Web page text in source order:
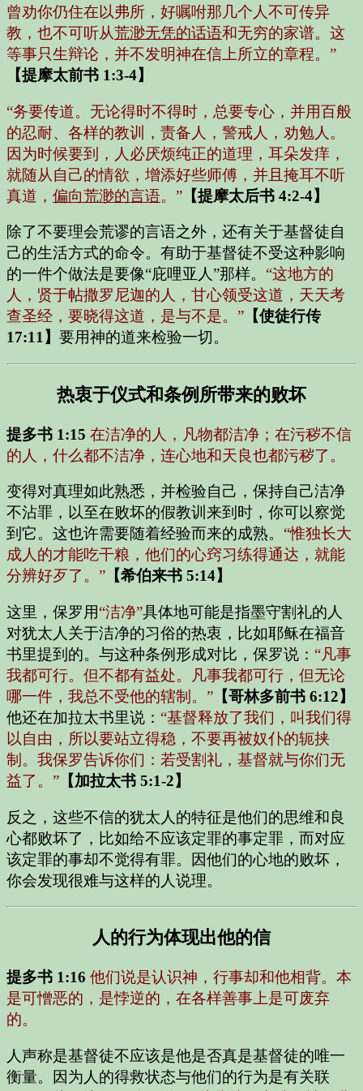
曾劝你仍住在以弗所，好嘱咐那几个人不可传异
教，也不可听从荒渺无凭的话语和无穷的家谱。这
等事只生辩论，并不发明神在信上所立的章程。”
【提摩太前书 1:3-4】
“务要传道。无论得时不得时，总要专心，并用百般
的忍耐、各样的教训，责备人，警戒人，劝勉人。
因为时候要到，人必厌烦纯正的道理，耳朵发痒，
就随从自己的情欲，增添好些师傅，并且掩耳不听
真道， 偏向荒渺的言语。” 【提摩太后书 4:2-4】
除了不要理会荒谬的言语之外，还有关于基督徒自
己的生活方式的命令。有助于基督徒不受这种影响
的一件个做法是要像“庇哩亚人”那样。 “这地方的
人，贤于帖撒罗尼迦的人，甘心领受这道，天天考
查圣经，要晓得这道，是与不是。” 【使徒行传
17:11】 要用神的道来检验一切。
热衷于仪式和条例所带来的败坏
提多书 1:15 在洁净的人，凡物都洁净；在污秽不信
的人，什么都不洁净，连心地和天良也都污秽了。
变得对真理如此熟悉，并检验自己，保持自己洁净
不沾罪，以至在败坏的假教训来到时，你可以察觉
到它。这也许需要随着经验而来的成熟。 “惟独长大
成人的才能吃干粮，他们的心窍习练得通达，就能
分辨好歹了。” 【希伯来书 5:14】
这里，保罗用“洁净”具体地可能是指墨守割礼的人
对犹太人关于洁净的习俗的热衷，比如耶稣在福音
书里提到的。与这种条例形成对比，保罗说： “凡事
我都可行。但不都有益处。凡事我都可行，但无论
哪一件，我总不受他的辖制。” 【哥林多前书 6:12】
他还在加拉太书里说： “基督释放了我们，叫我们得
以自由，所以要站立得稳，不要再被奴仆的轭挟
制。我保罗告诉你们：若受割礼，基督就与你们无
益了。” 【加拉太书 5:1-2】
反之，这些不信的犹太人的特征是他们的思维和良
心都败坏了，比如给不应该定罪的事定罪，而对应
该定罪的事却不觉得有罪。因他们的心地的败坏，
你会发现很难与这样的人说理。
人的行为体现出他的信
提多书 1:16 他们说是认识神，行事却和他相背。本
是可憎恶的，是悖逆的，在各样善事上是可废弃
的。
人声称是基督徒不应该是他是否真是基督徒的唯一
衡量。因为人的得救状态与他们的行为是有关联